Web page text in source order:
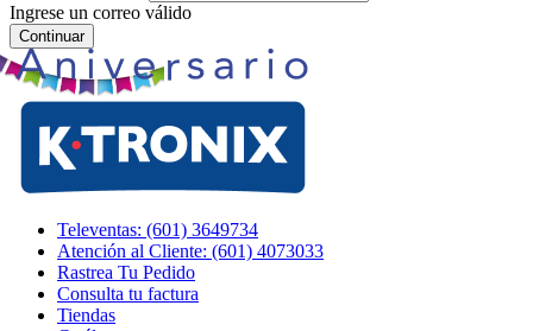
Ingrese un correo válido
Continuar
Televentas: (601) 3649734
Atención al Cliente: (601) 4073033
Rastrea Tu Pedido
Consulta tu factura
Tiendas